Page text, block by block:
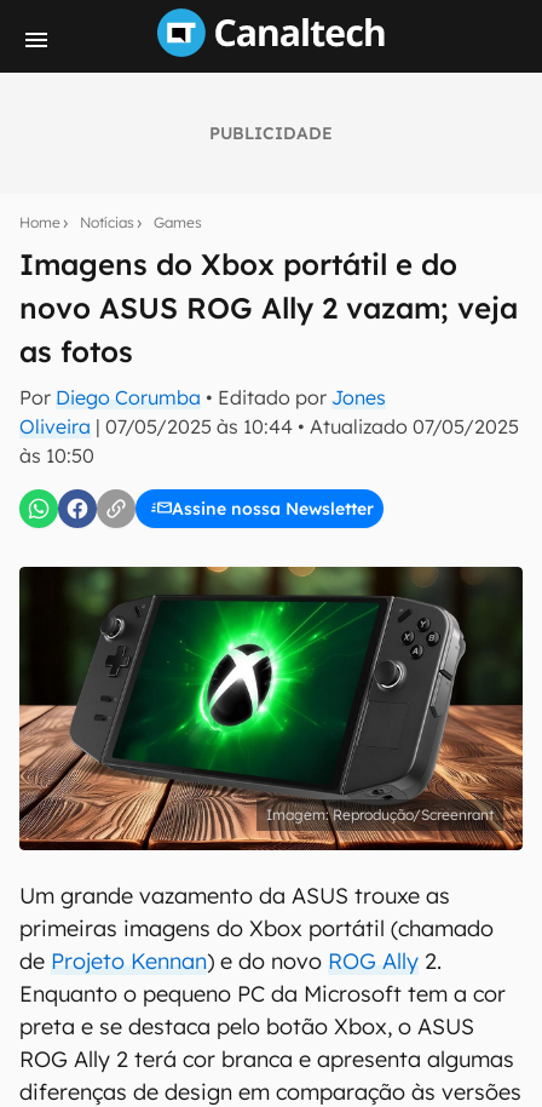
PUBLICIDADE
Home Notícias Games
Imagens do Xbox portátil e do
novo ASUS ROG Ally 2 vazam; veja
as fotos
Por Diego Corumba • Editado por Jones
Oliveira | 07/05/2025 às 10:44 • Atualizado 07/05/2025
às 10:50
Assine nossa Newsletter
notícias e reviews sobre tecnologia em primeira
E-mail
inscreva-se
Uso e Política de Privacidade do Canaltech.
Reprodução/Screenrant
Um grande vazamento da ASUS trouxe as
primeiras imagens do Xbox portátil (chamado
de Projeto Kennan) e do novo ROG Ally 2.
Enquanto o pequeno PC da Microsoft tem a cor
preta e se destaca pelo botão Xbox, o ASUS
ROG Ally 2 terá cor branca e apresenta algumas
diferenças de design em comparação às versões